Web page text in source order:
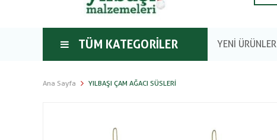
TÜM KATEGORILER YENİ ÜRÜNLER
Ana Sayfa YILBAŞI ÇAM AĞACI SÜSLERI